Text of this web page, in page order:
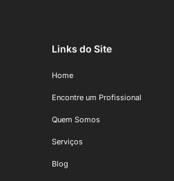
Links do Site
Home
Encontre um Profissional
Quem Somos
Serviços
Blog